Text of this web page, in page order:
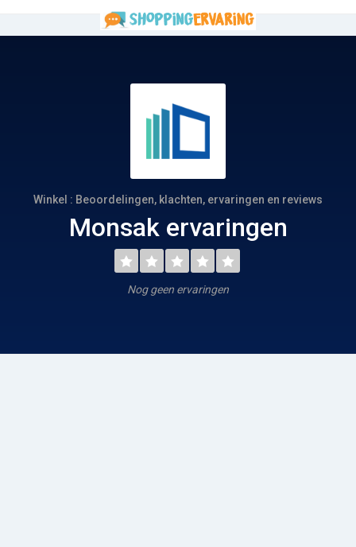
Winkel : Beoordelingen, klachten, ervaringen en reviews
Monsak ervaringen
Nog geen ervaringen